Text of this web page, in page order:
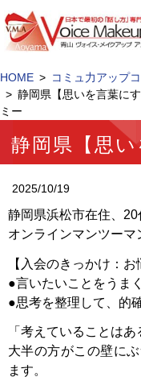
HOME
コミュ力アップ
静岡県【思いを言葉に
ミー
静岡県【思い
2025/10/19
静岡県浜松市在住、20
オンラインマンツーマ
【入会のきっかけ：お
●言いたいことをうま
●思考を整理して、的
「考えていることは
大半の方がこの壁に
ます。